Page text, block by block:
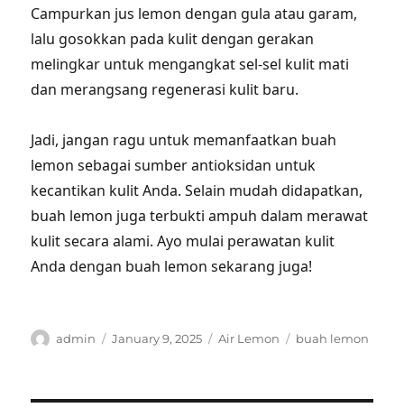
Campurkan jus lemon dengan gula atau garam,
lalu gosokkan pada kulit dengan gerakan
melingkar untuk mengangkat sel-sel kulit mati
dan merangsang regenerasi kulit baru.
Jadi, jangan ragu untuk memanfaatkan buah
lemon sebagai sumber antioksidan untuk
kecantikan kulit Anda. Selain mudah didapatkan,
buah lemon juga terbukti ampuh dalam merawat
kulit secara alami. Ayo mulai perawatan kulit
Anda dengan buah lemon sekarang juga!
Author
admin
Posted
January 9, 2025 Categories
Air Lemon Tags
buah lemon